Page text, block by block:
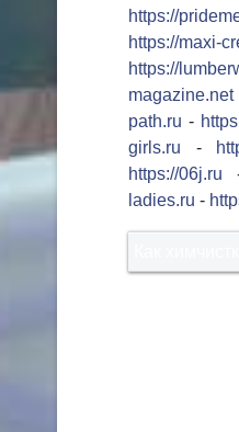
https://
https://maxi-
https://
magazine.net
path.ru -
girls.ru -
https://06j.ru
ladies.ru -